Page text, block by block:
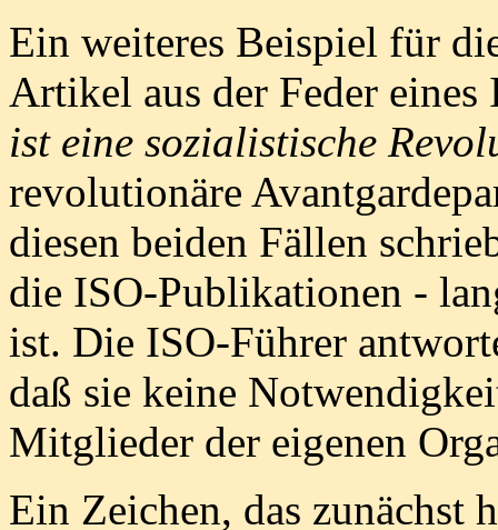
Ein weiteres Beispiel für
Artikel aus der Feder
ist eine sozialistische
revolutionäre
diesen beiden Fällen
die ISO-Publikationen -
ist. Die ISO-Führer
daß sie keine
Mitglieder der eigenen
Ein Zeichen, das zunächst